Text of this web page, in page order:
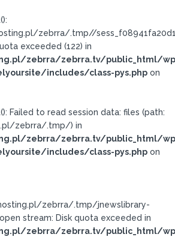
zebrra/.tmp//
exceeded (122) in
zebrra/zebrra.tv/public_html/
includes/class-pys.php on
Failed to read session data: files (path:
zebrra/.tmp/) in
zebrra/zebrra.tv/public_html/
includes/class-pys.php on
zebrra/.tmp/jnewslibrary-
stream: Disk quota exceeded in
zebrra/zebrra.tv/public_html/